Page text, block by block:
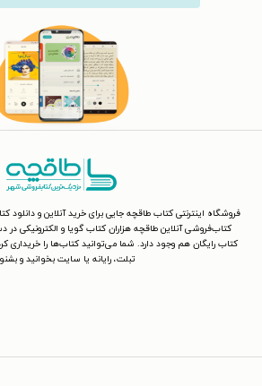
فروشگاه اینترنتی کتاب طاقچه جایی برای خرید آنلاین و
کتاب‌فروشی آنلاین طاقچه هزاران کتاب گویا و الکترونیکی
کتاب رایگان هم وجود دارد. شما می‌توانید کتاب‌ها را خریداری
تبلت، رایانه یا سایت بخوانید و